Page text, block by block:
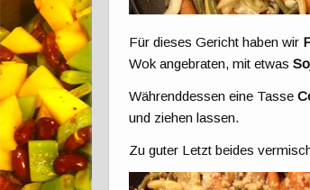
Für dieses Gericht haben wir
Wok angebraten, mit etwas
Währenddessen eine Tasse
und ziehen lassen.
Zu guter Letzt beides